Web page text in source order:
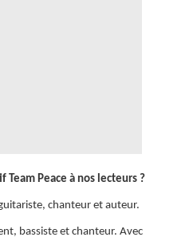
Peace à nos lecteurs ?
chanteur et auteur.
bassiste et chanteur. Avec